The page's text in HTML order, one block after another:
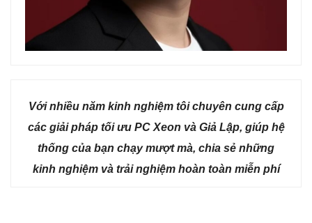
Với nhiều năm kinh nghiệm tôi chuyên cung cấp
các giải pháp tối ưu PC Xeon và Giả Lập, giúp hệ
thống của bạn chạy mượt mà, chia sẻ những
kinh nghiệm và trải nghiệm hoàn toàn miễn phí